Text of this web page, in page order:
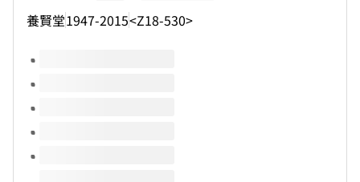
養賢堂1947-2015<Z18-530>
Volumes of this title